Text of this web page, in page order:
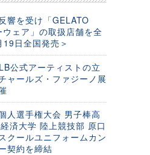
響を受け「GELATO
ェア」の取扱店舗を全
日全国発売＞
公式アーティストの立
ャールズ・ファジーノ展
人選手権大会 男子棒高
済大学 陸上競技部 原口
クールユニフォームカン
契約を締結